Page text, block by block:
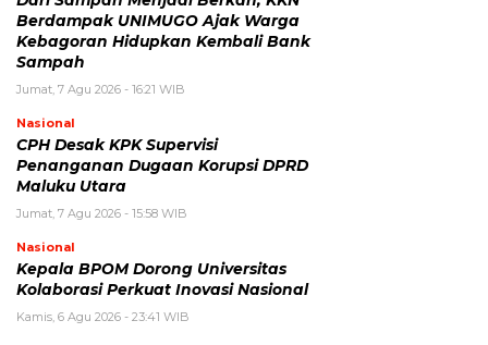
Berdampak UNIMUGO Ajak Warga
Kebagoran Hidupkan Kembali Bank
Sampah
Jumat, 7 Agu 2026 - 16:21 WIB
Nasional
CPH Desak KPK Supervisi
Penanganan Dugaan Korupsi DPRD
Maluku Utara
Jumat, 7 Agu 2026 - 15:58 WIB
Nasional
Kepala BPOM Dorong Universitas
Kolaborasi Perkuat Inovasi Nasional
Kamis, 6 Agu 2026 - 23:41 WIB